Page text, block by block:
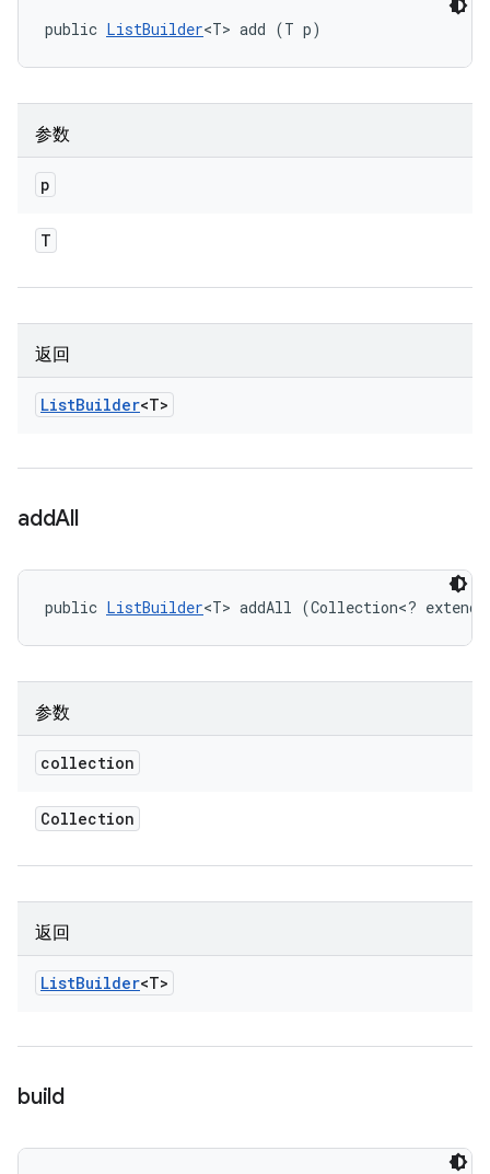
public ListBuilder<T> add (T p)
参数
p
T
返回
ListBuilder<T>
addAll
public ListBuilder<T> addAll (Collection<?
参数
collection
Collection
返回
ListBuilder<T>
build